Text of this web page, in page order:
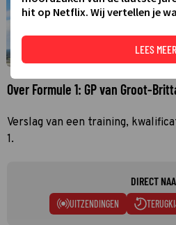
Over Formule 1: GP van Groot-
Verslag van een training,
1.
DIRECT
UITZENDINGEN
hit op Netflix. Wij vertellen je
LEES MEER